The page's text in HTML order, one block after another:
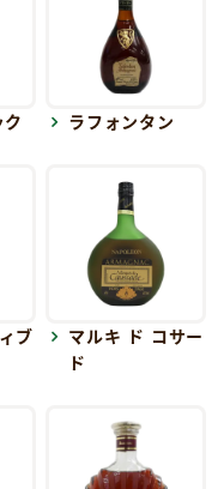
ラフォンタン
ブ
マルキ ド コサー
ド